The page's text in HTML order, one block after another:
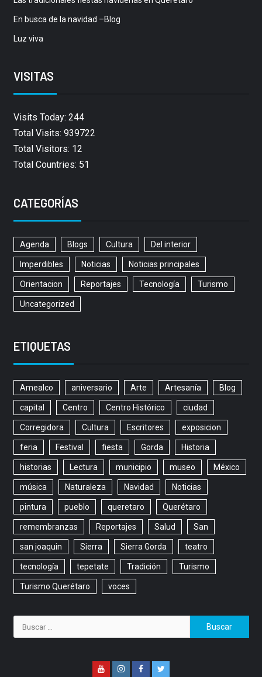
En busca de la navidad –Blog
Luz viva
VISITAS
Visits Today: 244
Total Visits: 939722
Total Visitors: 12
Total Countries: 51
CATEGORÍAS
Agenda Blogs Cultura Del interior
Imperdibles Noticias Noticias principales
Orientacion Reportajes Tecnología Turismo
Uncategorized
ETIQUETAS
Amealco aniversario Arte Artesanía Blog
capital Centro Centro Histórico ciudad
Corregidora Cultura Escritores exposicion
feria Festival fiesta Gorda Historia
historias Lectura municipio museo México
música Naturaleza Navidad Noticias
pintura pueblo queretaro Querétaro
remembranzas Reportajes Salud San
san joaquin Sierra Sierra Gorda teatro
tecnología tepetate Tradición Turismo
Turismo Querétaro voces